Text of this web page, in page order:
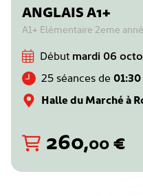
ANGLAIS A1+
A1+ Elémentaire 2eme
Début mardi 06
25 séances de 01:30
Halle du Marché à
260,00€